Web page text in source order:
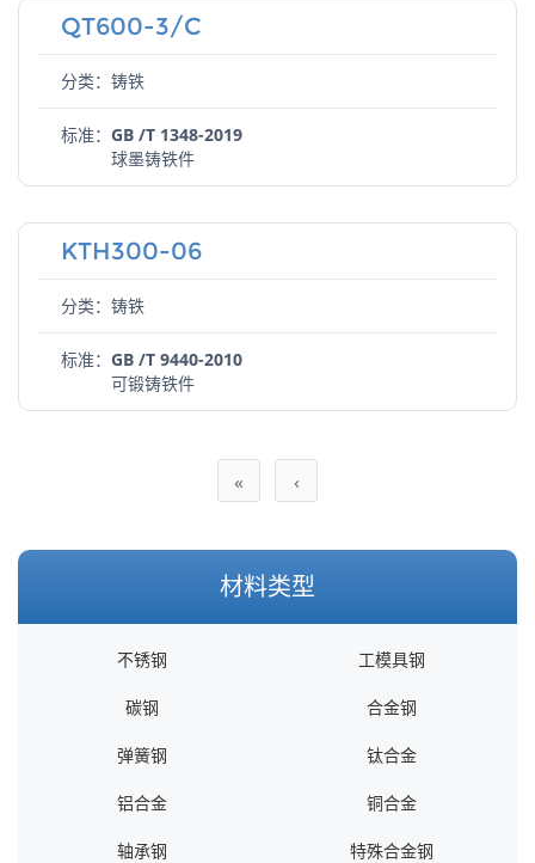
材料类型
不锈钢 工模具钢
碳钢 合金钢
弹簧钢 钛合金
铝合金 铜合金
轴承钢 特殊合金钢
QT600-3/C
分类：铸铁
标准： GB /T 1348-2019
球墨铸铁件
KTH300-06
分类：铸铁
标准： GB /T 9440-2010
可锻铸铁件
« ‹